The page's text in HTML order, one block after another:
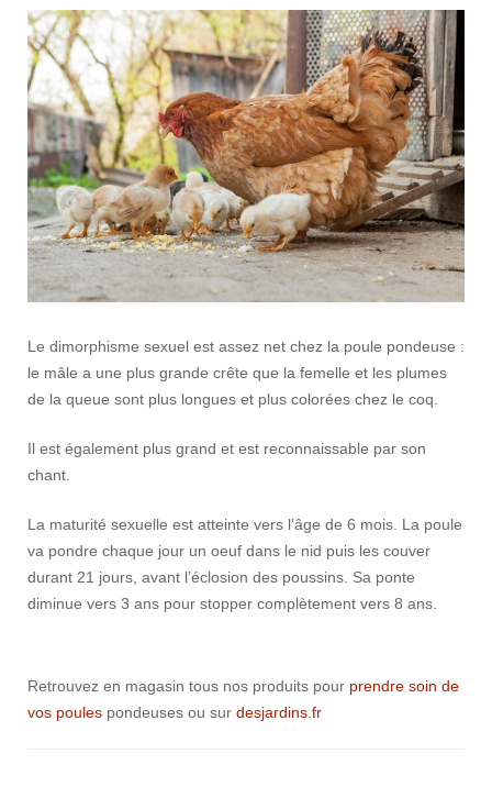
Le dimorphisme sexuel est assez net chez la poule pondeuse :
le mâle a une plus grande crête que la femelle et les plumes
de la queue sont plus longues et plus colorées chez le coq.
Il est également plus grand et est reconnaissable par son
chant.
La maturité sexuelle est atteinte vers l’âge de 6 mois. La poule
va pondre chaque jour un oeuf dans le nid puis les couver
durant 21 jours, avant l’éclosion des poussins. Sa ponte
diminue vers 3 ans pour stopper complètement vers 8 ans.
Retrouvez en magasin tous nos produits pour prendre soin de
vos poules pondeuses ou sur desjardins.fr